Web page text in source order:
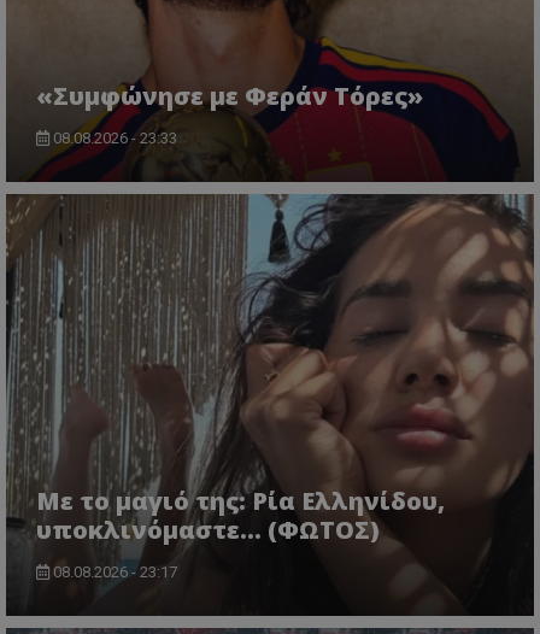
«Συμφώνησε με Φεράν Τόρες»
08.08.2026 - 23:33
Με το μαγιό της: Ρία Ελληνίδου,
υποκλινόμαστε… (ΦΩΤΟΣ)
08.08.2026 - 23:17